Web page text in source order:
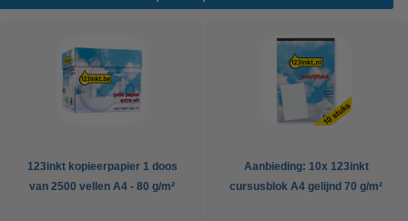
123inkt kopieerpapier 1 doos
van 2500 vellen A4 - 80 g/m²
Aanbieding: 10x 123inkt
cursusblok A4 gelijnd 70 g/m²